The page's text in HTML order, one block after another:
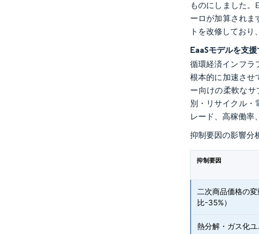
ものにしました。
ーロが加算されま
トを改修してお
EaaSモデルを支
循環経済インフラ
根本的に加速させ
ー向けの柔軟な
別・リサイクル・
レード、高稼働率
抑制要因の影響分
抑制要因
二次商品価格の
比-35%）
熱分解・ガス化